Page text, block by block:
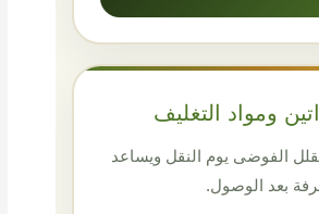
ومواد التغليف
يقلل الفوضى يوم النقل ويساعد
بعد الوصول.